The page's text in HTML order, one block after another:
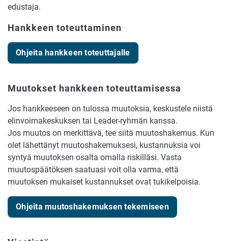
edustaja.
Hankkeen toteuttaminen
Ohjeita hankkeen toteuttajalle
Muutokset hankkeen toteuttamisessa
Jos hankkeeseen on tulossa muutoksia, keskustele niistä
elinvoimakeskuksen tai Leader-ryhmän kanssa.
Jos muutos on merkittävä, tee siitä muutoshakemus. Kun
olet lähettänyt muutoshakemuksesi, kustannuksia voi
syntyä muutoksen osalta omalla riskilläsi. Vasta
muutospäätöksen saatuasi voit olla varma, että
muutoksen mukaiset kustannukset ovat tukikelpoisia.
Ohjeita muutoshakemuksen tekemiseen